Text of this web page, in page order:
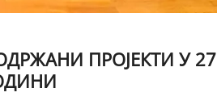
ПРОЈЕКТИ У 27